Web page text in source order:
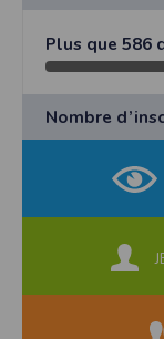
Plus que 586
Nombre